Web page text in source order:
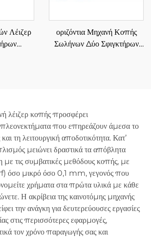
Λέιζερ
οριζόντια Μηχανή Κοπής
Σωλήνων Δύο Σφιγκτήρων
λέιζερ κοπής προσφέρει
πλεονεκτήματα που επηρεάζουν άμεσα το
τη λειτουργική αποδοτικότητα. Κατ’
μειώνει δραστικά τα απόβλητα
με τις συμβατικές μεθόδους κοπής, με
όσο μικρό όσο 0,1 mm, γεγονός που
χρήματα στα πρώτα υλικά με κάθε
Η ακρίβεια της καινοτόμης μηχανής
την ανάγκη για δευτερεύουσες εργασίες
στις περισσότερες εφαρμογές,
τον χρόνο παραγωγής σας και